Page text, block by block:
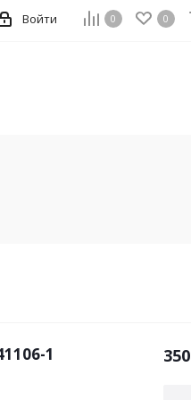
0 0
Войти
1 350